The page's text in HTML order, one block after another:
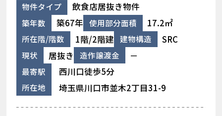
物件タイプ 飲食店居抜き物件
築年数 築67年 使用部分面積 17.2㎡
所在階/階数 1階/2階建 建物構造 SRC
現状 居抜き 造作譲渡金 －
最寄駅 西川口徒歩5分
所在地 埼玉県川口市並木2丁目31-9